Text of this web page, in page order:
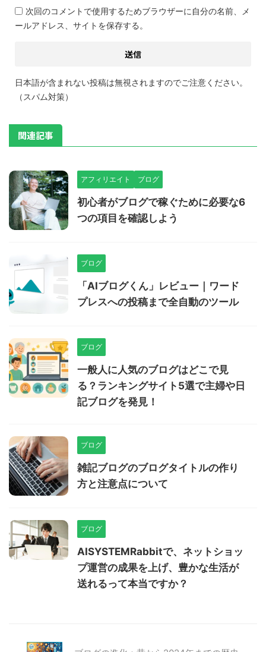
次回のコメントで使用するためブラウザーに自分の名前、メ
ールアドレス、サイトを保存する。
日本語が含まれない投稿は無視されますのでご注意ください。
（スパム対策）
関連記事
アフィリエイト ブログ
初心者がブログで稼ぐために必要な6
つの項目を確認しよう
ブログ
「AIブログくん」レビュー｜ワード
プレスへの投稿まで全自動のツール
ブログ
一般人に人気のブログはどこで見
る？ランキングサイト5選で主婦や日
記ブログを発見！
ブログ
雑記ブログのブログタイトルの作り
方と注意点について
ブログ
AISYSTEMRabbitで、ネットショッ
プ運営の成果を上げ、豊かな生活が
送れるって本当ですか？